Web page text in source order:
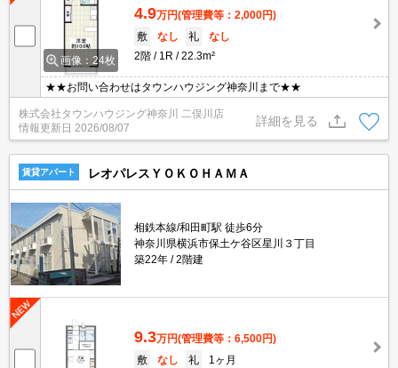
画像：24枚
4.9万円(管理費等：2,000円)
敷
なし 礼
なし
2階
1R 22.3m²
★★お問い合わせはタウンハウジング神奈川まで★★
株式会社タウンハウジング神奈川 二俣川店
情報更新日 2026/08/07
詳細を見る
賃貸アパート レオパレスＹＯＫＯＨＡＭＡ
相鉄本線/和田町駅 徒歩6分
神奈川県横浜市保土ケ谷区星川３丁目
築22年
2階建
9.3万円(管理費等：6,500円)
敷
なし 礼 1ヶ月